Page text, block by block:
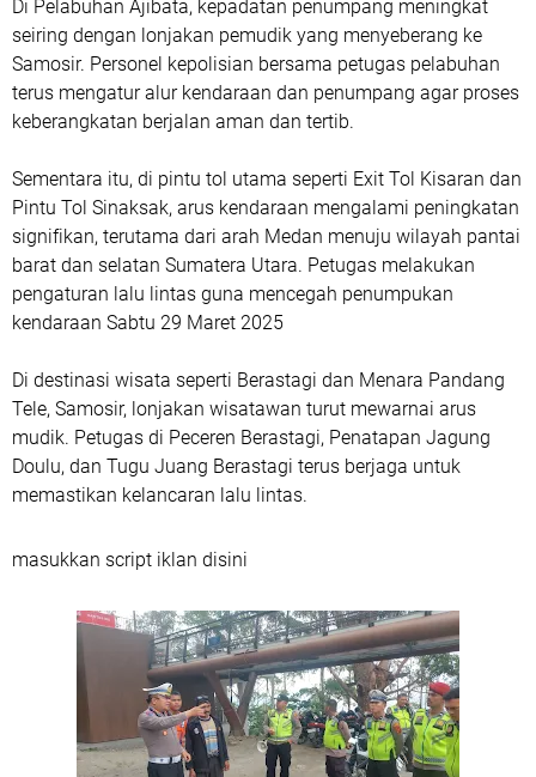
Di Pelabuhan Ajibata, kepadatan penumpang meningkat
seiring dengan lonjakan pemudik yang menyeberang ke
Samosir. Personel kepolisian bersama petugas pelabuhan
terus mengatur alur kendaraan dan penumpang agar proses
keberangkatan berjalan aman dan tertib.
Sementara itu, di pintu tol utama seperti Exit Tol Kisaran dan
Pintu Tol Sinaksak, arus kendaraan mengalami peningkatan
signifikan, terutama dari arah Medan menuju wilayah pantai
barat dan selatan Sumatera Utara. Petugas melakukan
pengaturan lalu lintas guna mencegah penumpukan
kendaraan Sabtu 29 Maret 2025
Di destinasi wisata seperti Berastagi dan Menara Pandang
Tele, Samosir, lonjakan wisatawan turut mewarnai arus
mudik. Petugas di Peceren Berastagi, Penatapan Jagung
Doulu, dan Tugu Juang Berastagi terus berjaga untuk
memastikan kelancaran lalu lintas.
masukkan script iklan disini